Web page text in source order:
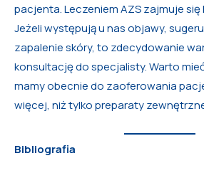
pacjenta. Leczeniem AZS zajmuje
Jeżeli występują u nas objawy,
zapalenie skóry, to zdecydowanie
konsultację do specjalisty. Warto
mamy obecnie do zaoferowania
więcej, niż tylko preparaty
Bibliografia